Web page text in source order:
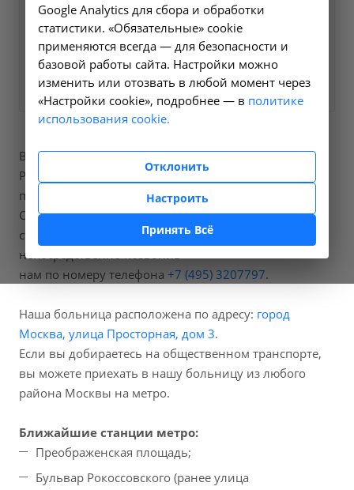
на все интересующие
вопросы.
Заказать услугу
В нашей больнице вы можете пройти процедуры
Рентгенография грудного отдела позвоночника, код
по справочнику A06.03.013.
Стоимость составит от 1600 рублей, точную
стоимость процедур вы можете уточнить
непосредственно позвонив
нам по номеру телефона +7 (495) 3207797.
Наша больница расположена по адресу: город
Москва, улица Просторная, дом 3.
Если вы добираетесь на общественном транспорте,
вы можете приехать в нашу больницу из любого
района Москвы на метро.
Ближайшие станции метро:
Преображенская площадь;
Бульвар Рокоссовского (ранее улица
Google Analytics для сбора и обработки
статистики. «Обязательные» cookie
применяются всегда — для безопасности и
базовой работы сайта. Настройки можно
изменить или отозвать в любой момент через
«Настройки cookie», подробнее — в политике
использования cookie.
Отклонить
Настроить
Принять Всё